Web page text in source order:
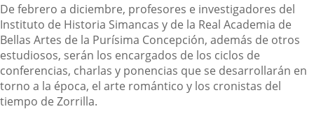
De febrero a diciembre, profesores e investigadores del
Instituto de Historia Simancas y de la Real Academia de
Bellas Artes de la Purísima Concepción, además de otros
estudiosos, serán los encargados de los ciclos de
conferencias, charlas y ponencias que se desarrollarán en
torno a la época, el arte romántico y los cronistas del
tiempo de Zorrilla.